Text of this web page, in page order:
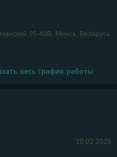
40В, Минск, Беларусь
весь график работы
10.02.2025